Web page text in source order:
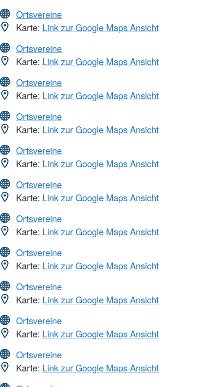
Ortsvereine
Karte: Link zur Google Maps Ansicht
Ortsvereine
Karte: Link zur Google Maps Ansicht
Ortsvereine
Karte: Link zur Google Maps Ansicht
Ortsvereine
Karte: Link zur Google Maps Ansicht
Ortsvereine
Karte: Link zur Google Maps Ansicht
Ortsvereine
Karte: Link zur Google Maps Ansicht
Ortsvereine
Karte: Link zur Google Maps Ansicht
Ortsvereine
Karte: Link zur Google Maps Ansicht
Ortsvereine
Karte: Link zur Google Maps Ansicht
Ortsvereine
Karte: Link zur Google Maps Ansicht
Ortsvereine
Karte: Link zur Google Maps Ansicht